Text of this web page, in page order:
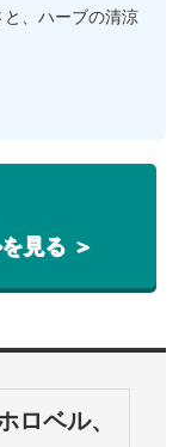
、ハーブの清涼
見る ＞
ベル、